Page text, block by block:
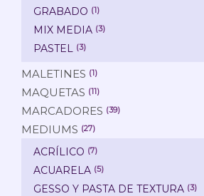
GRABADO (1)
MIX MEDIA (3)
PASTEL (3)
MALETINES (1)
MAQUETAS (11)
MARCADORES (39)
MEDIUMS (27)
ACRÍLICO (7)
ACUARELA (5)
GESSO Y PASTA DE TEXTURA (3)